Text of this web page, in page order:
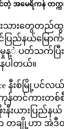
တဲ့ အမေရိကန် တက္
သားတွေတည်ထွ
ြည်နယ်မြော
န့ဲ ပတ်သက်ပြီး
ပါတယ်။
နီးစ်မြို့ပင်လ
ကုန်တင်ကား
ယားပြည်နယ်
က တချို့ဟာ အဲ